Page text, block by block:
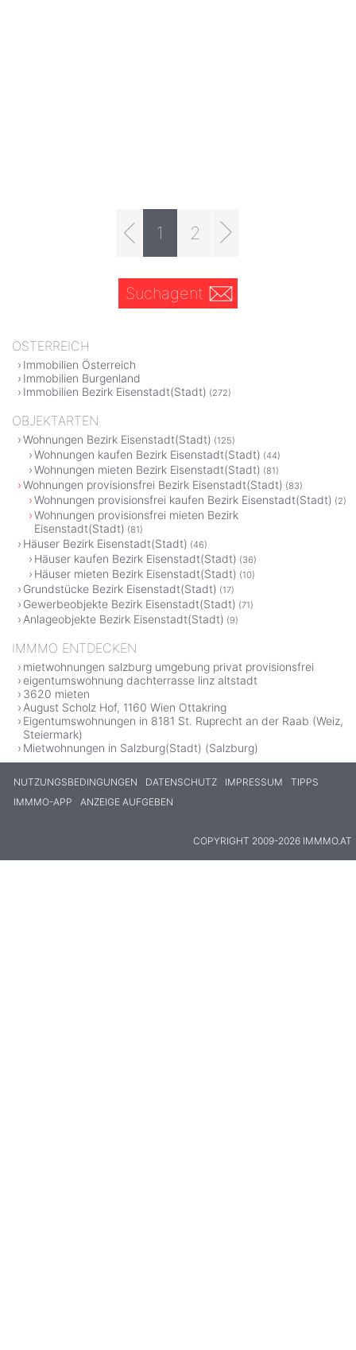
1 2
Suchagent
ÖSTERREICH
Immobilien Österreich
Immobilien Burgenland
Immobilien Bezirk Eisenstadt(Stadt) (272)
OBJEKTARTEN
Wohnungen Bezirk Eisenstadt(Stadt) (125)
Wohnungen kaufen Bezirk Eisenstadt(Stadt) (44)
Wohnungen mieten Bezirk Eisenstadt(Stadt) (81)
Wohnungen provisionsfrei Bezirk Eisenstadt(Stadt) (83)
Wohnungen provisionsfrei kaufen Bezirk Eisenstadt(Stadt) (2)
Wohnungen provisionsfrei mieten Bezirk
Eisenstadt(Stadt) (81)
Häuser Bezirk Eisenstadt(Stadt) (46)
Häuser kaufen Bezirk Eisenstadt(Stadt) (36)
Häuser mieten Bezirk Eisenstadt(Stadt) (10)
Grundstücke Bezirk Eisenstadt(Stadt) (17)
Gewerbeobjekte Bezirk Eisenstadt(Stadt) (71)
Anlageobjekte Bezirk Eisenstadt(Stadt) (9)
IMMMO ENTDECKEN
mietwohnungen salzburg umgebung privat provisionsfrei
eigentumswohnung dachterrasse linz altstadt
3620 mieten
August Scholz Hof, 1160 Wien Ottakring
Eigentumswohnungen in 8181 St. Ruprecht an der Raab (Weiz,
Steiermark)
Mietwohnungen in Salzburg(Stadt) (Salzburg)
NUTZUNGSBEDINGUNGEN DATENSCHUTZ IMPRESSUM
TIPPS
IMMMO-APP
ANZEIGE AUFGEBEN
COPYRIGHT 2009-2026 IMMMO.AT